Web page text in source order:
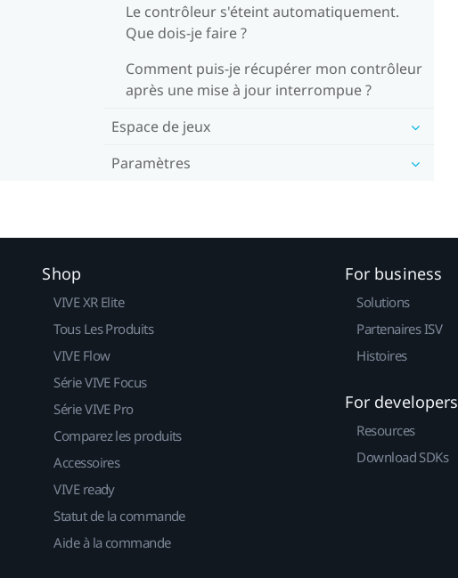
Le contrôleur s'éteint automatiquement.
Que dois-je faire ?
Comment puis-je récupérer mon contrôleur
après une mise à jour interrompue ?
Espace de jeux
Paramètres
Shop
VIVE XR Elite
Tous Les Produits
VIVE Flow
Série VIVE Focus
Série VIVE Pro
Comparez les produits
Accessoires
VIVE ready
Statut de la commande
Aide à la commande
For business
Solutions
Partenaires ISV
Histoires
For developers
Resources
Download SDKs